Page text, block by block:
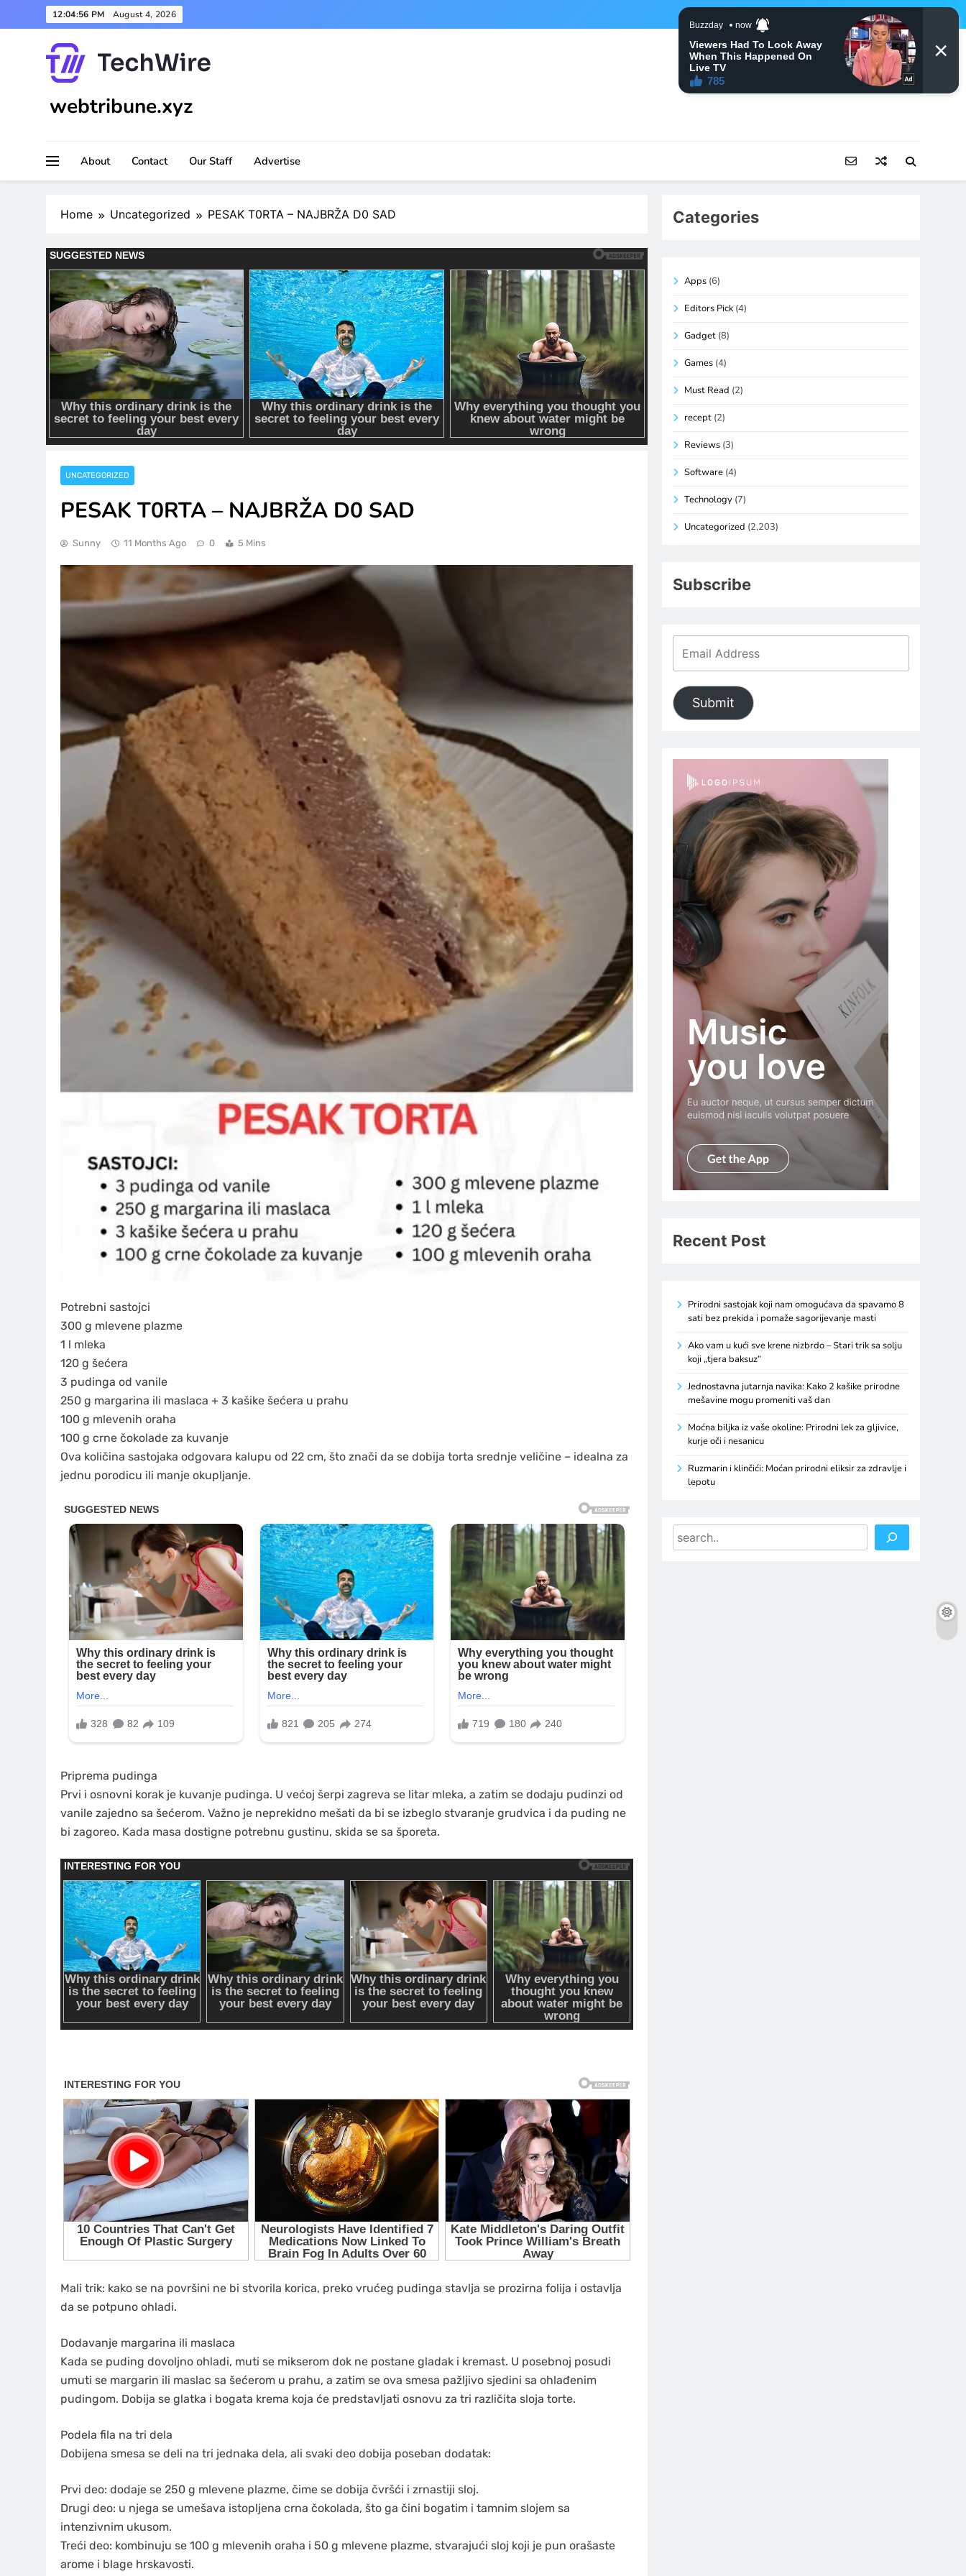
to
12:04:58 PM August 4, 2026
webtribune.xyz
About Contact Our Staff Advertise
Home Uncategorized PESAK T0RTA – NAJBRŽA D0 SAD
UNCATEGORIZED
PESAK T0RTA – NAJBRŽA D0 SAD
Sunny 11 Months Ago 0 5 Mins
Potrebni sastojci
300 g mlevene plazme
1 l mleka
120 g šećera
3 pudinga od vanile
250 g margarina ili maslaca + 3 kašike šećera u prahu
100 g mlevenih oraha
100 g crne čokolade za kuvanje
Ova količina sastojaka odgovara kalupu od 22 cm, što znači da se dobija torta srednje veličine – idealna za
jednu porodicu ili manje okupljanje.
Priprema pudinga
Prvi i osnovni korak je kuvanje pudinga. U većoj šerpi zagreva se litar mleka, a zatim se dodaju pudinzi od
vanile zajedno sa šećerom. Važno je neprekidno mešati da bi se izbeglo stvaranje grudvica i da puding ne
bi zagoreo. Kada masa dostigne potrebnu gustinu, skida se sa šporeta.
Mali trik: kako se na površini ne bi stvorila korica, preko vrućeg pudinga stavlja se prozirna folija i ostavlja
da se potpuno ohladi.
Dodavanje margarina ili maslaca
Kada se puding dovoljno ohladi, muti se mikserom dok ne postane gladak i kremast. U posebnoj posudi
umuti se margarin ili maslac sa šećerom u prahu, a zatim se ova smesa pažljivo sjedini sa ohlađenim
pudingom. Dobija se glatka i bogata krema koja će predstavljati osnovu za tri različita sloja torte.
Podela fila na tri dela
Dobijena smesa se deli na tri jednaka dela, ali svaki deo dobija poseban dodatak:
Prvi deo: dodaje se 250 g mlevene plazme, čime se dobija čvršći i zrnastiji sloj.
Drugi deo: u njega se umešava istopljena crna čokolada, što ga čini bogatim i tamnim slojem sa
intenzivnim ukusom.
Treći deo: kombinuju se 100 g mlevenih oraha i 50 g mlevene plazme, stvarajući sloj koji je pun orašaste
arome i blage hrskavosti.
Categories
Apps (6)
Editors Pick (4)
Gadget (8)
Games (4)
Must Read (2)
recept (2)
Reviews (3)
Software (4)
Technology (7)
Uncategorized (2,203)
Subscribe
Submit
Recent Post
Prirodni sastojak koji nam omogućava da spavamo 8
sati bez prekida i pomaže sagorijevanje masti
Ako vam u kući sve krene nizbrdo – Stari trik sa solju
koji „tjera baksuz“
Jednostavna jutarnja navika: Kako 2 kašike prirodne
mešavine mogu promeniti vaš dan
Moćna biljka iz vaše okoline: Prirodni lek za gljivice,
kurje oči i nesanicu
Ruzmarin i klinčići: Moćan prirodni eliksir za zdravlje i
lepotu
Search